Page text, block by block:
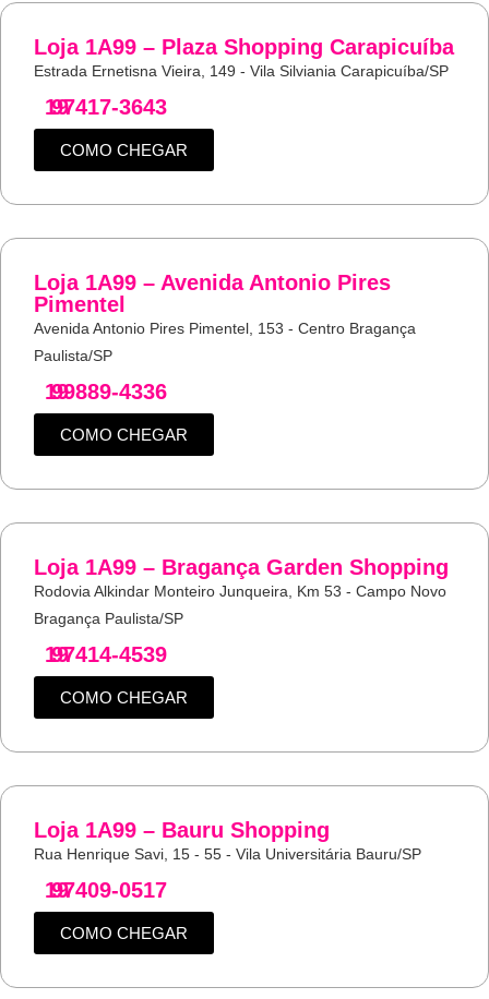
Loja 1A99 – Plaza Shopping Carapicuíba
Estrada Ernetisna Vieira, 149 - Vila Silviania Carapicuíba/SP
19
97417-3643
COMO CHEGAR
Loja 1A99 – Avenida Antonio Pires
Pimentel
Avenida Antonio Pires Pimentel, 153 - Centro Bragança
Paulista/SP
19
99889-4336
COMO CHEGAR
Loja 1A99 – Bragança Garden Shopping
Rodovia Alkindar Monteiro Junqueira, Km 53 - Campo Novo
Bragança Paulista/SP
19
97414-4539
COMO CHEGAR
Loja 1A99 – Bauru Shopping
Rua Henrique Savi, 15 - 55 - Vila Universitária Bauru/SP
19
97409-0517
COMO CHEGAR